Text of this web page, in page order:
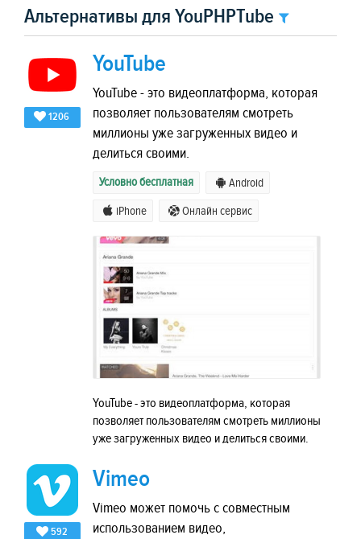
Альтернативы для YouPHPTube
1206
YouTube
YouTube - это видеоплатформа, которая
позволяет пользователям смотреть
миллионы уже загруженных видео и
делиться своими.
Условно бесплатная Android
iPhone Онлайн сервис
YouTube - это видеоплатформа, которая
позволяет пользователям смотреть миллионы
уже загруженных видео и делиться своими.
592
Vimeo
Vimeo может помочь с совместным
использованием видео,